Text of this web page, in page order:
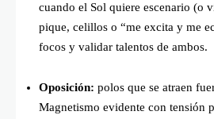
cuando el Sol quiere escenario (o
pique, celillos o “me excita y me
focos y validar talentos de ambos.
Oposición: polos que se atraen
Magnetismo evidente con tensión